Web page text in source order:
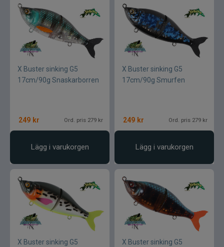
X Buster sinking G5
17cm/90g Snaskarborren
249 kr Ord. pris 279 kr
Lägg i varukorgen
X Buster sinking G5
17cm/90g Smurfen
249 kr Ord. pris 279 kr
Lägg i varukorgen
X Buster sinking G5
X Buster sinking G5